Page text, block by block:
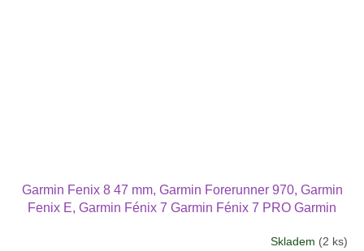
Garmin Fenix 8 47 mm, Garmin Forerunner 970, Garmin
Fenix E, Garmin Fénix 7 Garmin Fénix 7 PRO Garmin
Garmin Forerunner 965 Forerunner 955 945 i 935
Skladem (2 ks)